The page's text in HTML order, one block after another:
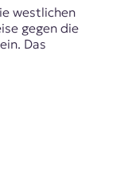
westlichen
gegen die
Das